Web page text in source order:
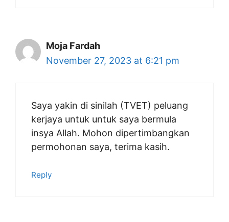
Moja Fardah
November 27, 2023 at 6:21 pm
Saya yakin di sinilah (TVET) peluang
kerjaya untuk untuk saya bermula
insya Allah. Mohon dipertimbangkan
permohonan saya, terima kasih.
Reply